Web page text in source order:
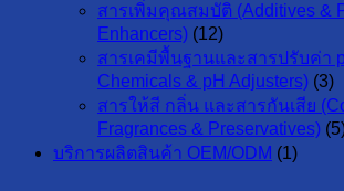
สารเพิ่มคุณสมบัติ (Additives &
Enhancers) (12)
สารเคมีพื้นฐานและสารปรับค่า
Chemicals & pH Adjusters) (3)
สารให้สี กลิ่น และสารกันเสีย
Fragrances & Preservatives)
บริการผลิตสินค้า OEM/ODM (1)